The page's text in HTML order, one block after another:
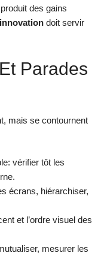
produit des gains
innovation doit servir
Parades
mais se contournent
vérifier tôt les
écrans, hiérarchiser,
et l’ordre visuel des
mesurer les